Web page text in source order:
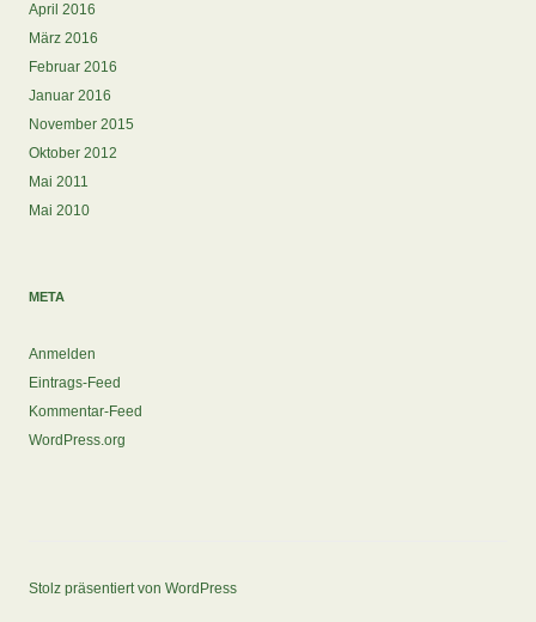
April 2016
März 2016
Februar 2016
Januar 2016
November 2015
Oktober 2012
Mai 2011
Mai 2010
META
Anmelden
Eintrags-Feed
Kommentar-Feed
WordPress.org
Stolz präsentiert von WordPress